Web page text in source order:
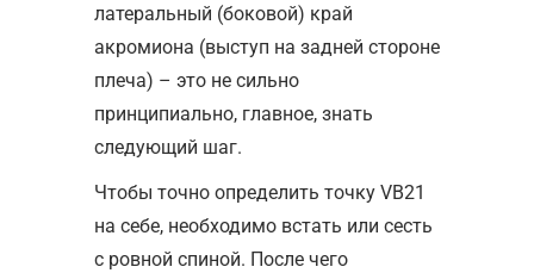
латеральный (боковой) край
акромиона (выступ на задней стороне
плеча) – это не сильно
принципиально, главное, знать
следующий шаг.
Чтобы точно определить точку VB21
на себе, необходимо встать или сесть
с ровной спиной. После чего